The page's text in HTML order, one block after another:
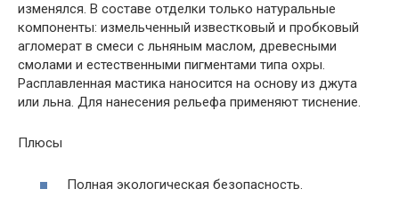
изменялся. В составе отделки только натуральные
компоненты: измельченный известковый и пробковый
агломерат в смеси с льняным маслом, древесными
смолами и естественными пигментами типа охры.
Расплавленная мастика наносится на основу из джута
или льна. Для нанесения рельефа применяют тиснение.
Плюсы
Полная экологическая безопасность.